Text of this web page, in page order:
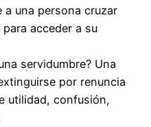
a una persona cruzar
acceder a su
servidumbre? Una
por renuncia
utilidad, confusión,